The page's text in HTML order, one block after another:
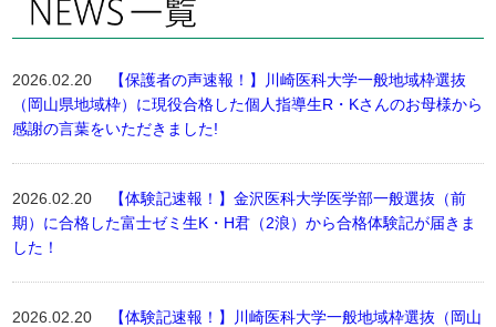
2026.02.20
【保護者の声速報！】川崎医科大学一般地域枠選抜
（岡山県地域枠）に現役合格した個人指導生R・Kさんのお母様から
感謝の言葉をいただきました!
2026.02.20
【体験記速報！】金沢医科大学医学部一般選抜（前
期）に合格した富士ゼミ生K・H君（2浪）から合格体験記が届きま
した！
2026.02.20
【体験記速報！】川崎医科大学一般地域枠選抜（岡山